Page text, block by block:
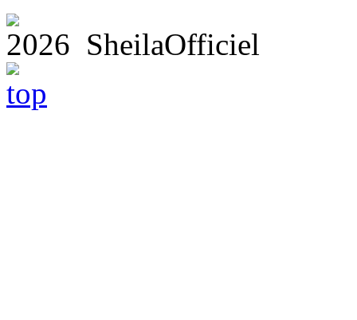
2026 SheilaOfficiel